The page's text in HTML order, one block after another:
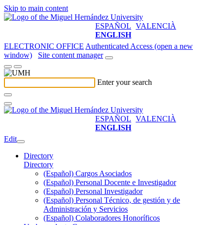
Skip to main content
ESPAÑOL VALENCIÀ
ENGLISH
ELECTRONIC OFFICE Authenticated Access (open a new
window)
Site content manager
Enter your search
ESPAÑOL VALENCIÀ
ENGLISH
Edit
Directory
Directory
(Español) Cargos Asociados
(Español) Personal Docente e Investigador
(Español) Personal Investigador
(Español) Personal Técnico, de gestión y de
Administración y Servicios
(Español) Colaboradores Honoríficos